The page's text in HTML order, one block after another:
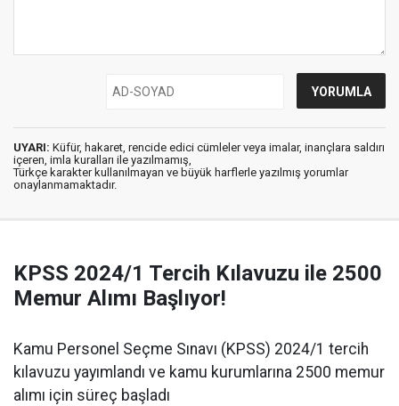
UYARI: Küfür, hakaret, rencide edici cümleler veya imalar, inançlara saldırı
içeren, imla kuralları ile yazılmamış,
Türkçe karakter kullanılmayan ve büyük harflerle yazılmış yorumlar
onaylanmamaktadır.
KPSS 2024/1 Tercih Kılavuzu ile 2500
Memur Alımı Başlıyor!
Kamu Personel Seçme Sınavı (KPSS) 2024/1 tercih
kılavuzu yayımlandı ve kamu kurumlarına 2500 memur
alımı için süreç başladı